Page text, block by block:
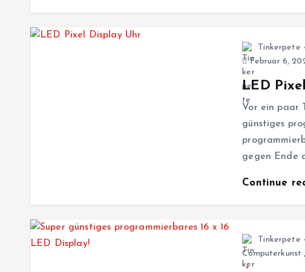
Tinkerpete
Februar 6,
LED
Vor ein paar
günstiges
gegen Ende
Continue
Tinkerpete
Computerkunst ,